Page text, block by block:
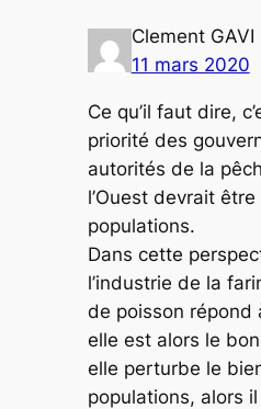
Clement GAVI
11 mars 2020
Ce qu’il faut dire,
priorité des
autorités de la
l’Ouest devrait
populations.
Dans cette
l’industrie de la
de poisson répond
elle est alors le
elle perturbe le
populations, alors